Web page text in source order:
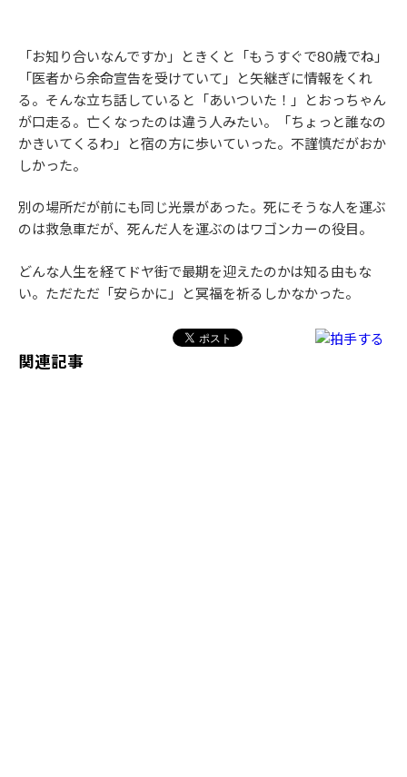
「お知り合いなんですか」ときくと「もうすぐで80歳でね」
「医者から余命宣告を受けていて」と矢継ぎに情報をくれ
る。そんな立ち話していると「あいついた！」とおっちゃん
が口走る。亡くなったのは違う人みたい。「ちょっと誰なの
かきいてくるわ」と宿の方に歩いていった。不謹慎だがおか
しかった。
別の場所だが前にも同じ光景があった。死にそうな人を運ぶ
のは救急車だが、死んだ人を運ぶのはワゴンカーの役目。
どんな人生を経てドヤ街で最期を迎えたのかは知る由もな
い。ただただ「安らかに」と冥福を祈るしかなかった。
関連記事